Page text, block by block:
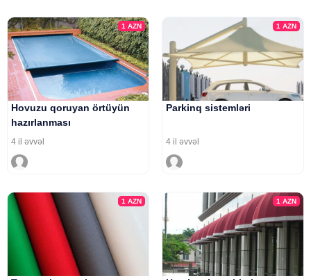
1AZN
Hovuzu qoruyan örtüyün
hazırlanması
4 il əvvəl
1 AZN
Parkinq sistemləri
4 il əvvəl
1AZN 1 AZN